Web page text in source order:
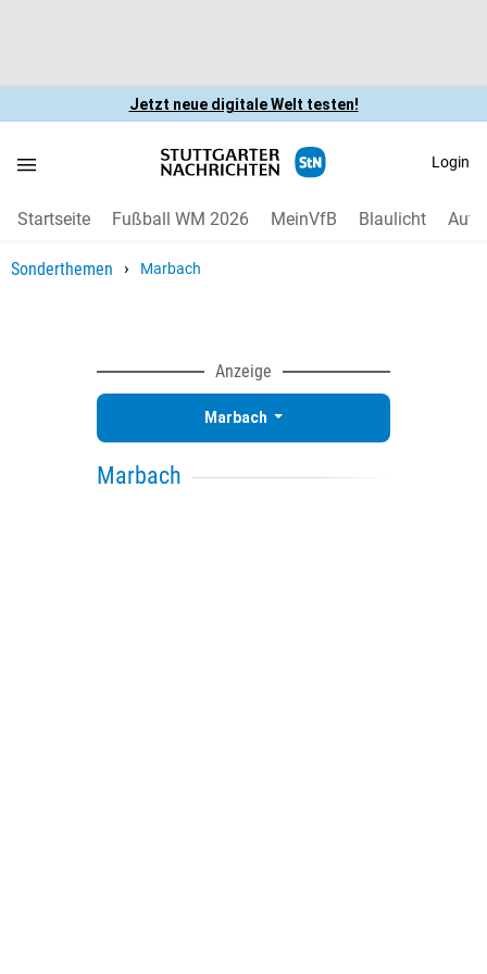
Jetzt neue digitale Welt testen!
Login
Startseite Fußball WM 2026 MeinVfB Blaulicht Auto
Sonderthemen › Marbach
Anzeige
Marbach
Marbach